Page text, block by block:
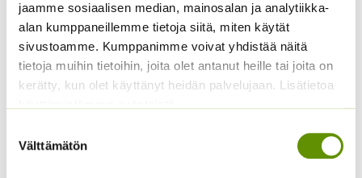
jaamme sosiaalisen median, mainosalan ja analytiikka-
alan kumppaneillemme tietoja siitä, miten käytät
sivustoamme. Kumppanimme voivat yhdistää näitä
tietoja muihin tietoihin, joita olet antanut heille tai joita on
kerätty, kun olet käyttänyt heidän palvelujaan. Lisätietoa
valinta
Välttämätön
Valkoiset, suuret hyväntuoksuiset kukat pitkän vanan
latvassa, kaunis tummanvihreä lehdistö. Ihastuttava
vanhanajan huonekasvi. Voi kukkia jopa monta kertaa
vuodessa. Viihtyy valossa tai kevyessä varjossa
Kunnolla kukkiakseen tarvitsee monen vuoden
kasvurauhan. Kukinnan jälkeen pidetään kaksi- neljä